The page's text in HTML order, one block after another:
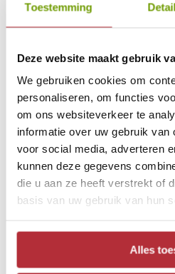
Toestemming
Deze website maakt gebruik
We gebruiken cookies om
personaliseren, om functies
om ons websiteverkeer te
informatie over uw gebruik
voor social media, adverteren
kunnen deze gegevens
die u aan ze heeft verstrekt of
basis van uw gebruik van hun
Alles
7
Het
Quoc